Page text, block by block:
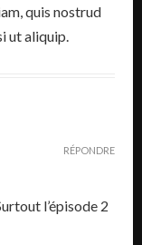
quis nostrud
ut aliquip.
l’épisode 2
RÉPONDRE